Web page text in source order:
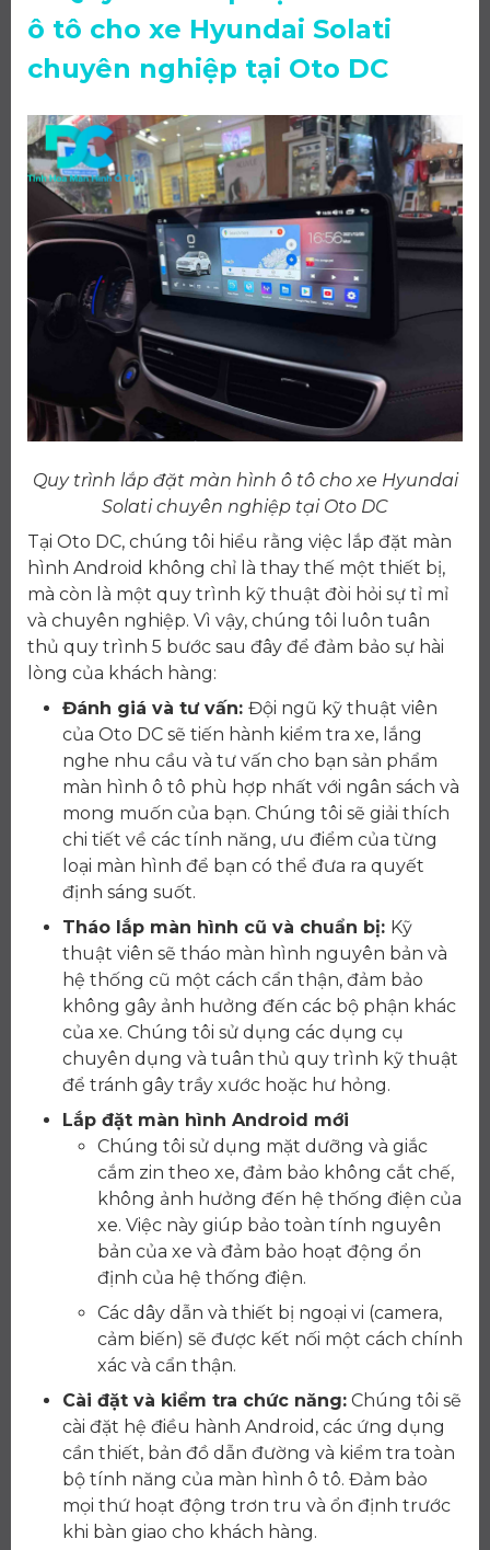
ô tô cho xe Hyundai Solati
chuyên nghiệp tại Oto DC
Quy trình lắp đặt màn hình ô tô cho xe Hyundai
Solati chuyên nghiệp tại Oto DC
Tại Oto DC, chúng tôi hiểu rằng việc lắp đặt màn
hình Android không chỉ là thay thế một thiết bị,
mà còn là một quy trình kỹ thuật đòi hỏi sự tỉ mỉ
và chuyên nghiệp. Vì vậy, chúng tôi luôn tuân
thủ quy trình 5 bước sau đây để đảm bảo sự hài
lòng của khách hàng:
Đánh giá và tư vấn: Đội ngũ kỹ thuật viên
của Oto DC sẽ tiến hành kiểm tra xe, lắng
nghe nhu cầu và tư vấn cho bạn sản phẩm
màn hình ô tô phù hợp nhất với ngân sách và
mong muốn của bạn. Chúng tôi sẽ giải thích
chi tiết về các tính năng, ưu điểm của từng
loại màn hình để bạn có thể đưa ra quyết
định sáng suốt.
Tháo lắp màn hình cũ và chuẩn bị: Kỹ
thuật viên sẽ tháo màn hình nguyên bản và
hệ thống cũ một cách cẩn thận, đảm bảo
không gây ảnh hưởng đến các bộ phận khác
của xe. Chúng tôi sử dụng các dụng cụ
chuyên dụng và tuân thủ quy trình kỹ thuật
để tránh gây trầy xước hoặc hư hỏng.
Lắp đặt màn hình Android mới
Chúng tôi sử dụng mặt dưỡng và giắc
cắm zin theo xe, đảm bảo không cắt chế,
không ảnh hưởng đến hệ thống điện của
xe. Việc này giúp bảo toàn tính nguyên
bản của xe và đảm bảo hoạt động ổn
định của hệ thống điện.
Các dây dẫn và thiết bị ngoại vi (camera,
cảm biến) sẽ được kết nối một cách chính
xác và cẩn thận.
Cài đặt và kiểm tra chức năng: Chúng tôi sẽ
cài đặt hệ điều hành Android, các ứng dụng
cần thiết, bản đồ dẫn đường và kiểm tra toàn
bộ tính năng của màn hình ô tô. Đảm bảo
mọi thứ hoạt động trơn tru và ổn định trước
khi bàn giao cho khách hàng.